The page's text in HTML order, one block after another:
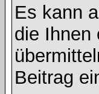
Es kann
die Ihnen
Beitrag